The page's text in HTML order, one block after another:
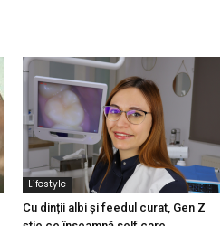
Lifestyle
Cu dinții albi și feedul curat, Gen Z